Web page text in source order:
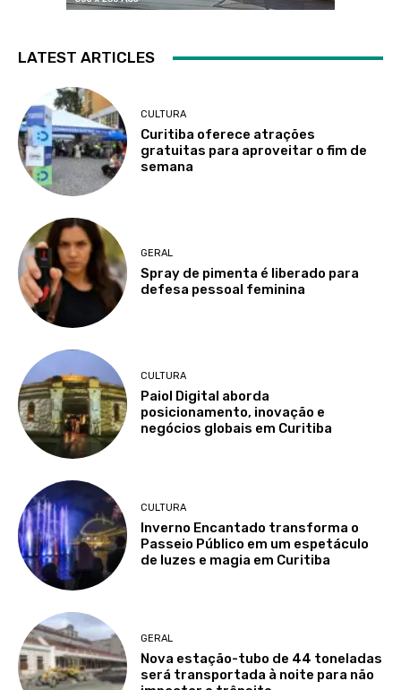
LATEST ARTICLES
CULTURA
Curitiba oferece atrações
gratuitas para aproveitar o fim de
semana
GERAL
Spray de pimenta é liberado para
defesa pessoal feminina
CULTURA
Paiol Digital aborda
posicionamento, inovação e
negócios globais em Curitiba
CULTURA
Inverno Encantado transforma o
Passeio Público em um espetáculo
de luzes e magia em Curitiba
GERAL
Nova estação-tubo de 44 toneladas
será transportada à noite para não